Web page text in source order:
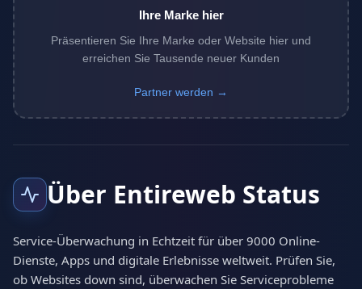
Ihre Marke hier
Präsentieren Sie Ihre Marke oder Website hier und
erreichen Sie Tausende neuer Kunden
Partner werden →
Über Entireweb Status
Service-Überwachung in Echtzeit für über 9000 Online-
Dienste, Apps und digitale Erlebnisse weltweit. Prüfen Sie,
ob Websites down sind, überwachen Sie Serviceprobleme